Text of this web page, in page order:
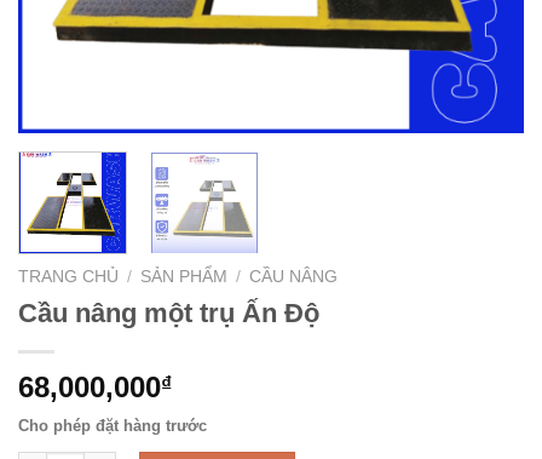
TRANG CHỦ / SẢN PHẨM / CẦU NÂNG
Cầu nâng một trụ Ấn Độ
68,000,000₫
Cho phép đặt hàng trước